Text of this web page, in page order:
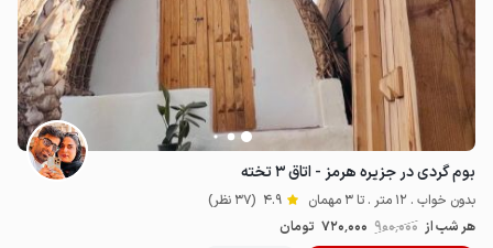
بوم گردی در جزیره هرمز - اتاق ۳ تخته
بدون خواب . 12 متر . تا 3 مهمان 4.9 (37 نظر)
هر شب از 900٬000 720٬000 تومان